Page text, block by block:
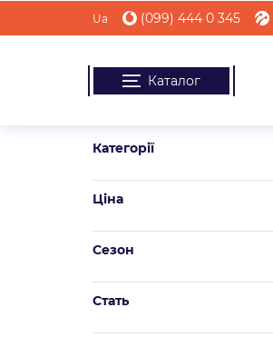
Ua (099) 444 0 345
Каталог
Категорії
Ціна
Сезон
Стать